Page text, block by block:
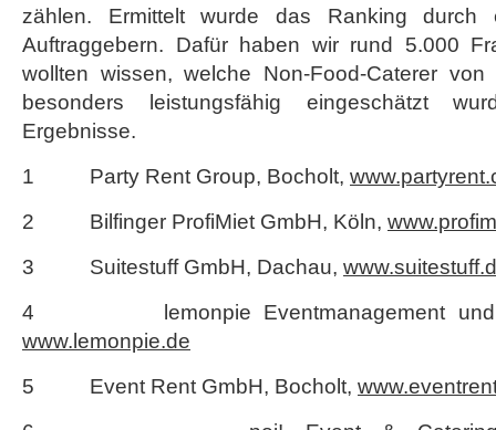
zählen. Ermittelt wurde das Ranking
Auftraggebern. Dafür haben wir rund 5.000
wollten wissen, welche Non-Food-Caterer
besonders leistungsfähig eingeschätzt
Ergebnisse.
1 Party Rent Group, Bocholt,
2 Bilfinger ProfiMiet GmbH, Köln,
3 Suitestuff GmbH, Dachau,
4 lemonpie Eventmanagement und
www.lemonpie.de
5 Event Rent GmbH, Bocholt,